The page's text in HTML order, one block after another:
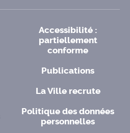
Accessibilité :
partiellement
conforme
Publications
La Ville recrute
Politique des données
personnelles